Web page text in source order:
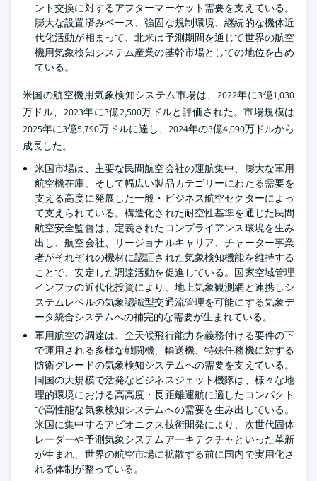
ント交換に対するアフターマーケット需要を支えている。
膨大な設置済みベース、強固な規制環境、継続的な機体近
代化活動が相まって、北米は予測期間を通じて世界の航空
機用気象検知システム産業の基幹市場としての地位を占め
ている。
米国の航空機用気象検知システム市場は、2022年に3億1,030
万ドル、2023年に3億2,500万ドルと評価された。市場規模は
2025年に3億5,790万ドルに達し、2024年の3億4,090万ドルから
成長した。
米国市場は、主要な民間航空会社の運航集中、膨大な軍用
航空機在庫、そして幅広い製品カテゴリーにわたる需要を
支える高度に発展した一般・ビジネス航空セクターによっ
て支えられている。構造化された耐空性基準を通じた民間
航空安全監督は、定義されたコンプライアンス環境を生み
出し、航空会社、リージョナルキャリア、チャーター事業
者がそれぞれの機材に認証された気象検知機能を維持する
ことで、安定した調達活動を促進している。国家空域管理
インフラの近代化投資により、地上気象観測網と連携しシ
ステムレベルの気象認識型交通流管理を可能にする気象デ
ータ統合システムへの補完的な需要が生まれている。
軍用航空の調達は、全天候飛行能力を義務付ける要件の下
で運用される多様な戦闘機、輸送機、特殊任務機に対する
防衛グレードの気象検知システムへの需要を支えている。
同国の大規模で活発なビジネスジェット機隊は、様々な地
理的環境における高高度・長距離運航に適したコンパクト
で高性能な気象検知システムへの需要を生み出している。
米国に集中するアビオニクス技術開発により、次世代固体
レーダーや予測気象システムアーキテクチャといった革新
が生まれ、世界の航空市場に拡散する前に国内で実用化さ
れる体制が整っている。